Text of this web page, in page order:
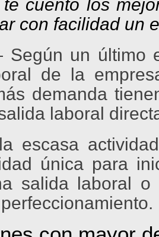
cuento los
con facilidad un
un último
de la
demanda
laboral
escasa
única para
salida laboral o